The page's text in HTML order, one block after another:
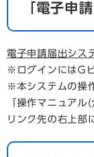
「電子申
電子申請届出シス
※ログインにはG
※本システムの操
「操作マニュア
リンク先の右上部